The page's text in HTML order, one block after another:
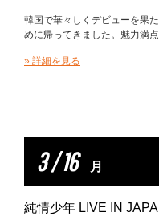
韓国で華々しくデビューを果
めに帰ってきました。魅力満
» 詳細を見る
3 / 16 月
純情少年 LIVE IN